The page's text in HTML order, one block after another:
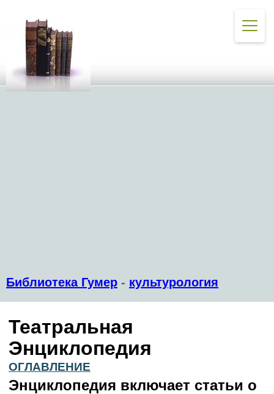
Библиотека Гумер - культурология
Театральная
Энциклопедия
ОГЛАВЛЕНИЕ
Энциклопедия включает статьи о